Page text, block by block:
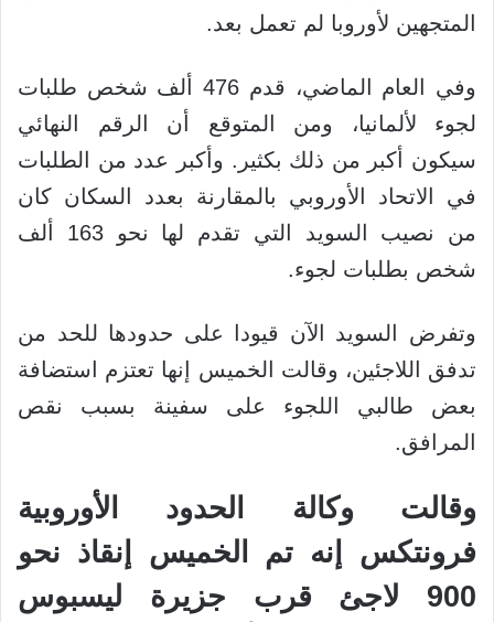
المتجهين لأوروبا لم تعمل بعد.
وفي العام الماضي، قدم 476 ألف شخص طلبات
لجوء لألمانيا، ومن المتوقع أن الرقم النهائي
سيكون أكبر من ذلك بكثير. وأكبر عدد من الطلبات
في الاتحاد الأوروبي بالمقارنة بعدد السكان كان
من نصيب السويد التي تقدم لها نحو 163 ألف
شخص بطلبات لجوء.
وتفرض السويد الآن قيودا على حدودها للحد من
تدفق اللاجئين، وقالت الخميس إنها تعتزم استضافة
بعض طالبي اللجوء على سفينة بسبب نقص
المرافق.
وقالت وكالة الحدود الأوروبية
فرونتكس إنه تم الخميس إنقاذ نحو
900 لاجئ قرب جزيرة ليسبوس